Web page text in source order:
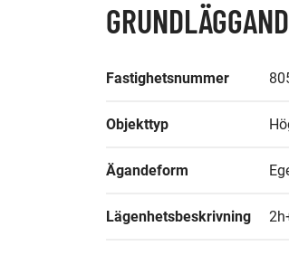
Fastighetsnummer
Objekttyp
Ägandeform
Lägenhetsbeskrivning